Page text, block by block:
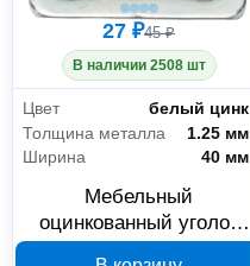
27 ₽45 ₽
В наличии 2508 шт
Цвет
белый цинк
Толщина металла
1.25 мм
Ширина
40 мм
Мебельный
оцинкованный уголок